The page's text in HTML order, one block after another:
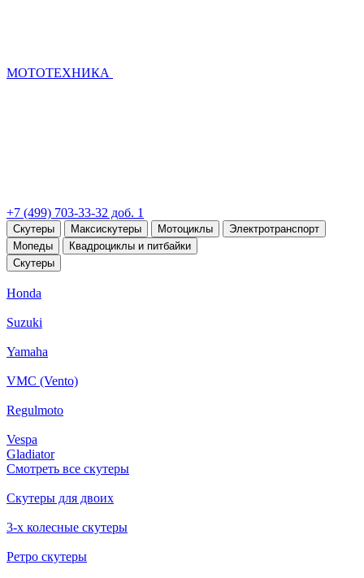
МОТОТЕХНИКА
+7 (499) 703-33-32 доб. 1
Скутеры Максискутеры Мотоциклы
Электротранспорт
Мопеды
Квадроциклы и питбайки
Скутеры
Honda
Suzuki
Yamaha
VMC (Vento)
Regulmoto
Vespa
Gladiator
Смотреть все скутеры
Скутеры для двоих
3-х колесные скутеры
Ретро скутеры